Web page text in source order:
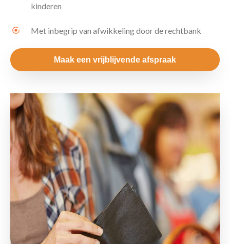
kinderen
Met inbegrip van afwikkeling door de rechtbank
Maak een vrijblijvende afspraak
Contact Maak een afspraak